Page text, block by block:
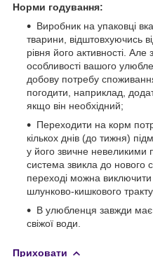
Норми годування:
Виробник на упаковці
тварини, відштовхуючись
рівня його активності.
особливості вашого
добову потребу
погодити, наприклад,
якщо він необхідний;
Переходити на корм
кількох днів (до тижня)
у його звичне невеликими
система звикла до нового
переході можна виключити
шлунково-кишкового
В улюбленця завжди має
свіжої води.
Приховати